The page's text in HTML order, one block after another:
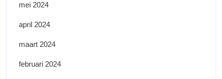
mei 2024
april 2024
maart 2024
februari 2024